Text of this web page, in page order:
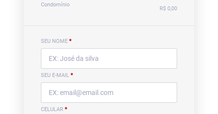
Condomínio
R$ 0,00
SEU NOME *
SEU E-MAIL *
CELULAR *